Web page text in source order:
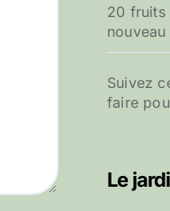
20 fruits
Suivez
faire
Le